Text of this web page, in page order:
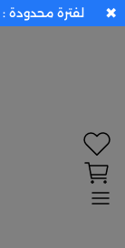
لفترة محدودة : ✖